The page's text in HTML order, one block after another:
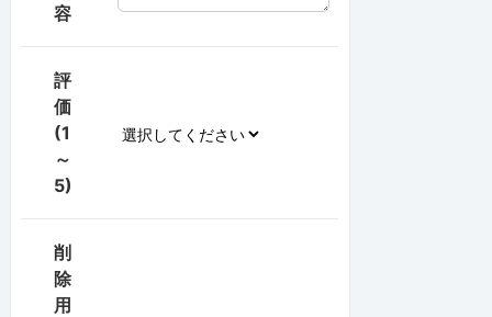
容
評
価
(1
～
5)
削
除
用